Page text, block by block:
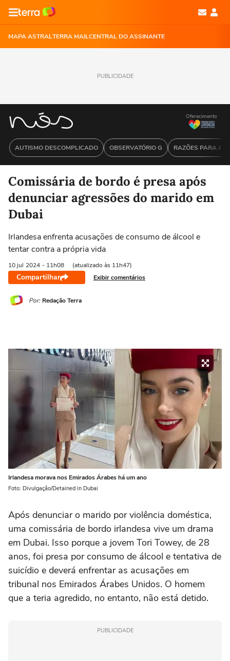
MAPA ASTRALTERRA MAILCENTRAL DO ASSINANTE
PUBLICIDADE
AUTISMO DESCOMPLICADO OBSERVATÓRIO G RAZÕES PARA
Oferecimento
Comissária de bordo é presa após
denunciar agressões do marido em
Dubai
Irlandesa enfrenta acusações de consumo de álcool e
tentar contra a própria vida
10 jul 2024 - 11h08 (atualizado às 11h47)
Compartilhar Exibir comentários
Por: Redação Terra
Irlandesa morava nos Emirados Árabes há um ano
Foto: Divulgação/Detained in Dubai
Após denunciar o marido por violência doméstica,
uma comissária de bordo irlandesa vive um drama
em Dubai. Isso porque a jovem Tori Towey, de 28
anos, foi presa por consumo de álcool e tentativa de
suicídio e deverá enfrentar as acusações em
tribunal nos Emirados Árabes Unidos. O homem
que a teria agredido, no entanto, não está detido.
PUBLICIDADE